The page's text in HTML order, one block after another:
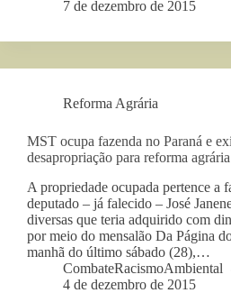
7 de dezembro de 2015
Reforma Agrária
MST ocupa fazenda no Paraná e
desapropriação para reforma agrária
A propriedade ocupada pertence a
deputado – já falecido – José
diversas que teria adquirido com
por meio do mensalão Da Página
manhã do último sábado (28),…
CombateRacismoAmbiental
4 de dezembro de 2015